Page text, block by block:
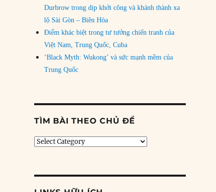
Durbrow trong dịp khởi công và khánh thành xa
lộ Sài Gòn – Biên Hòa
Điểm khác biệt trong tư tưởng chiến tranh của
Việt Nam, Trung Quốc, Cuba
‘Black Myth: Wukong’ và sức mạnh mềm của
Trung Quốc
TÌM BÀI THEO CHỦ ĐỀ
Tìm